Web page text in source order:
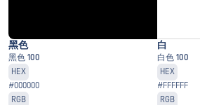
黑色
黑色 100
HEX
#000000
RGB
白
白色 100
HEX
#FFFFFF
RGB